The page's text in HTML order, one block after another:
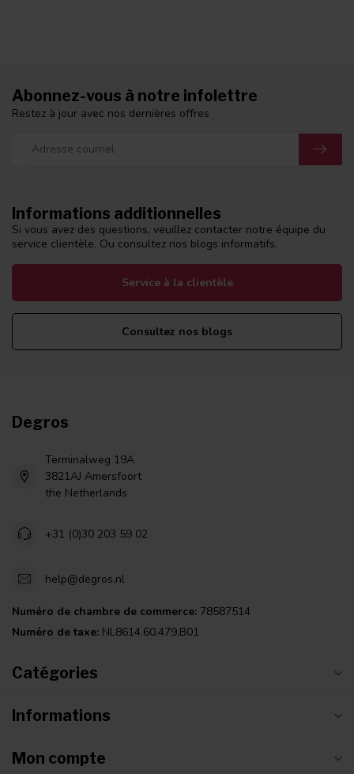
Informations additionnelles
Si vous avez des questions, veuillez contacter notre équipe du
service clientèle. Ou consultez nos blogs informatifs.
Service à la clientèle
Consultez nos blogs
Abonnez-vous à notre infolettre
Restez à jour avec nos dernières offres
Degros
Terminalweg 19A
3821AJ Amersfoort
the Netherlands
+31 (0)30 203 59 02
help@degros.nl
Numéro de chambre de commerce: 78587514
Numéro de taxe: NL8614.60.479.B01
Catégories
Informations
Mon compte